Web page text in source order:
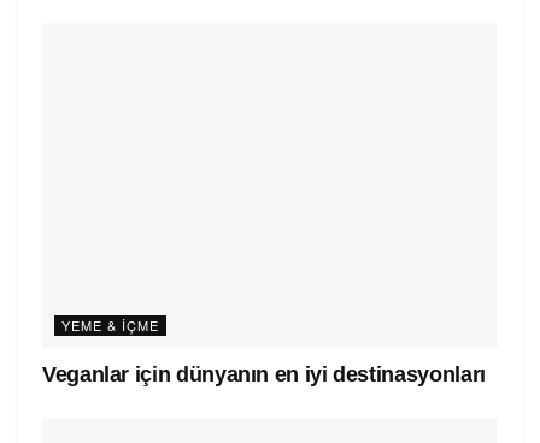
YEME & İÇME
Veganlar için dünyanın en iyi destinasyonları